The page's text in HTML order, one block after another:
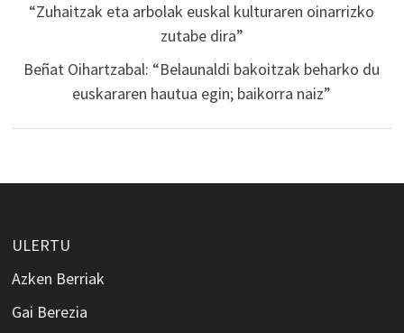
“Zuhaitzak eta arbolak euskal kulturaren oinarrizko
zutabe dira”
Beñat Oihartzabal: “Belaunaldi bakoitzak beharko du
euskararen hautua egin; baikorra naiz”
ULERTU
Azken Berriak
Gai Berezia